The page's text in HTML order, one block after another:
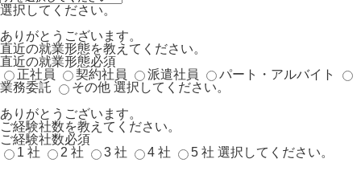
選択してください。
ありがとうございます。
直近の就業形態を教えてください。
直近の就業形態必須
正社員
契約社員 派遣社員
パート・アルバイト
業務委託
その他 選択してください。
ありがとうございます。
ご経験社数を教えてください。
ご経験社数必須
1 社
2 社 3 社 4 社 5 社 選択してください。